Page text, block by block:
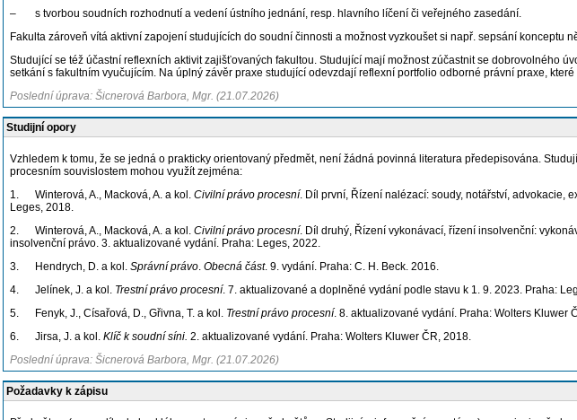
– s tvorbou soudních rozhodnutí a vedení ústního jednání, resp. hlavního líčení či veřejného zasedání.
Fakulta zároveň vítá aktivní zapojení studujících do soudní činnosti a možnost vyzkoušet si např. sepsání
Studující se též účastní reflexních aktivit zajišťovaných fakultou. Studující mají možnost zúčastnit se dobrovolného
setkání s fakultním vyučujícím. Na úplný závěr praxe studující odevzdají reflexní portfolio odborné právní praxe,
Poslední úprava: Šicnerová Barbora, Mgr. (21.07.2026)
Studijní opory
Vzhledem k tomu, že se jedná o prakticky orientovaný předmět, není žádná povinná literatura předepisována.
procesním souvislostem mohou využít zejména:
1. Winterová, A., Macková, A. a kol. Civilní právo procesní. Díl první, Řízení nalézací: soudy, notářství, advokacie,
Leges, 2018.
2. Winterová, A., Macková, A. a kol. Civilní právo procesní. Díl druhý, Řízení vykonávací, řízení insolvenční:
insolvenční právo. 3. aktualizované vydání. Praha: Leges, 2022.
3. Hendrych, D. a kol. Správní právo. Obecná část. 9. vydání. Praha: C. H. Beck. 2016.
4. Jelínek, J. a kol. Trestní právo procesní. 7. aktualizované a doplněné vydání podle stavu k 1. 9. 2023. Praha:
5. Fenyk, J., Císařová, D., Gřivna, T. a kol. Trestní právo procesní. 8. aktualizované vydání. Praha: Wolters Kluwer
6. Jirsa, J. a kol. Klíč k soudní síni. 2. aktualizované vydání. Praha: Wolters Kluwer ČR, 2018.
Poslední úprava: Šicnerová Barbora, Mgr. (21.07.2026)
Požadavky k zápisu